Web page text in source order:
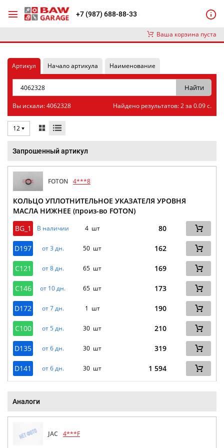
+7 (987) 688-88-33
Ваша корзина пуста
Артикул Начало артикула Наименование
Вы искали: 4062328 Найдено результатов: 2 за 0.09 с.
12
Запрошенный артикул
FOTON 4***8
КОЛЬЦО УПЛОТНИТЕЛЬНОЕ УКАЗАТЕЛЯ УРОВНЯ
МАСЛА НИЖНЕЕ (произ-во FOTON)
BG_1
В наличии 4 шт 80
D197 от 3 дн. 50 шт 162
C121 от 8 дн. 65 шт 169
C146 от 10 дн. 65 шт 173
D172 от 7 дн. 1 шт 190
C100 от 5 дн. 30 шт 210
D135 от 6 дн. 30 шт 319
D141 от 6 дн. 30 шт 1 594
Аналоги
JAC 4***F